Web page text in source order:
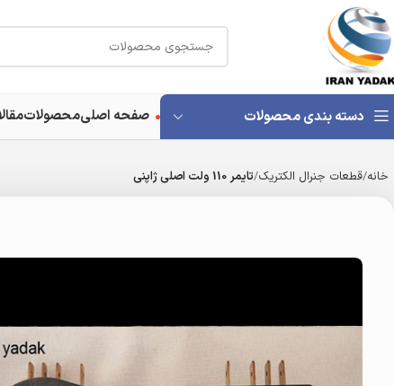
دسته بندی محصولات صفحه اصلیمحصولات
خانه قطعات جنرال الکتریک تایمر 110 ولت اصلی ژاپنی